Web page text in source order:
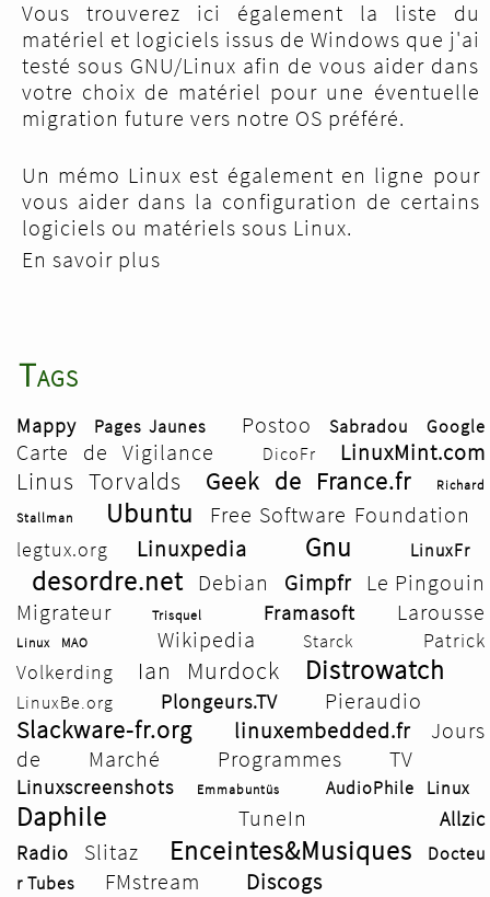
pour du Hêtre lamellé collé en 20mm
d'épaisseur, pour des raisons de dureté du
bois, de sa faible déformation du fait du
collage en lamellé et, de son esthétique
finale. J'ai trouvé des tablettes 20mm x 200
travail de découpe, et correspondant à mes
dimensions finales.
Après près de 100 heures de travail, voici le
résultat :
Vous trouverez ici également la liste du
matériel et logiciels issus de Windows que j'ai
testé sous GNU/Linux afin de vous aider dans
votre choix de matériel pour une éventuelle
migration future vers notre OS préféré.
Un mémo Linux est également en ligne pour
vous aider dans la configuration de certains
logiciels ou matériels sous Linux.
En savoir plus
Tags
Mappy Pages Jaunes Postoo Sabradou Google
Carte de Vigilance DicoFr LinuxMint.com
Linus Torvalds Geek de France.fr
Richard
Stallman
Ubuntu Free Software Foundation
legtux.org Linuxpedia Gnu LinuxFr
desordre.net Debian Gimpfr
Le Pingouin
Migrateur
Trisquel Framasoft Larousse
Linux MAO Wikipedia Starck
Patrick
Volkerding
Ian Murdock Distrowatch
LinuxBe.org Plongeurs.TV Pieraudio
Slackware-fr.org linuxembedded.fr
Jours
de Marché
Programmes TV
Linuxscreenshots Emmabuntüs AudioPhile Linux
Daphile TuneIn
Allzic
Radio
Slitaz Enceintes&Musiques
Docteu
r Tubes
FMstream Discogs